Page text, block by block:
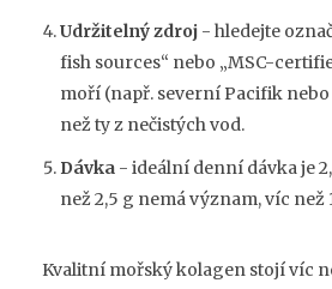
Udržitelný zdroj - hledejte
fish sources“ nebo „MSC-
moří (např. severní Pacifik
než ty z nečistých vod.
Dávka - ideální denní dávka je
než 2,5 g nemá význam, víc než
Kvalitní mořský kolagen stojí víc